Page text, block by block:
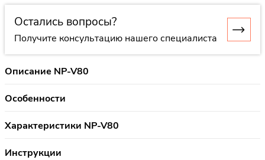
Остались вопросы?
Получите консультацию нашего специалиста
Описание NP-V80
Особенности
Характеристики NP-V80
Инструкции